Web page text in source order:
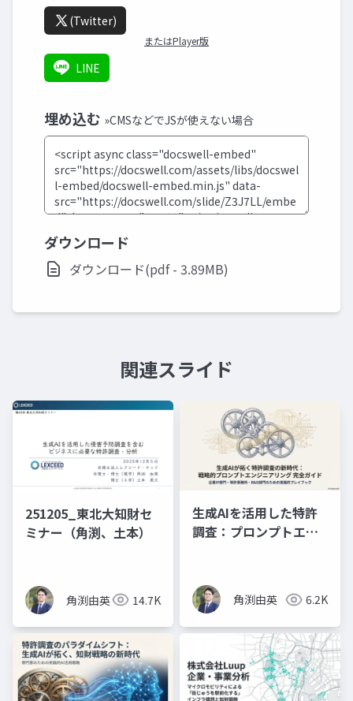
(Twitter)
またはPlayer版
LINE
埋め込む »CMSなどでJSが使えない場合
ダウンロード
ダウンロード(pdf - 3.89MB)
関連スライド
251205_東北大知財セ
ミナー（角渕、土本）
角渕由英 14.7K
生成AIを活用した特許
調査：プロンプトエン
角渕由英 6.2K